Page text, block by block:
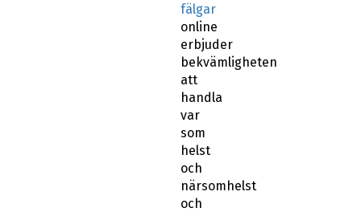
fälgar
online
erbjuder
bekvämligheten
att
handla
var
som
helst
och
närsomhelst
och